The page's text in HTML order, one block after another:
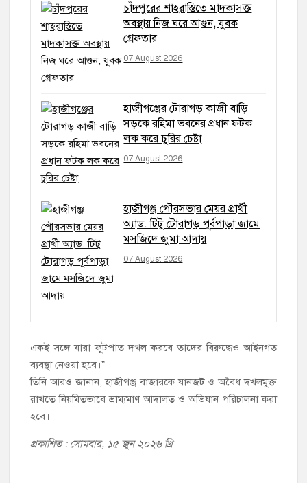
চাঁদপুরের শাহরাস্তিতে মাদকাসক্ত
অবস্থায় নিজ ঘরে আগুন, যুবক
গ্রেফতার
07 August 2026
হাজীগঞ্জের টোরাগড় কাজী বাড়ি
সড়কে রহিমা ভবনের প্রধান ফটক
লক করে চুরির চেষ্টা
07 August 2026
হাজীগঞ্জ পৌরসভার মেয়র প্রার্থী
অ্যাড. টিটু টোরাগড় পূর্বপাড়া জামে
মসজিদে জুমা আদায়
07 August 2026
একই সঙ্গে যারা ফুটপাত দখল করবে তাদের বিরুদ্ধেও আইনগত
ব্যবস্থা নেওয়া হবে।”
তিনি আরও জানান, হাজীগঞ্জ বাজারকে যানজট ও অবৈধ দখলমুক্ত
রাখতে নিয়মিতভাবে ভ্রাম্যমাণ আদালত ও অভিযান পরিচালনা করা
হবে।
প্রকাশিত : সোমবার, ১৫ জুন ২০২৬ খ্রি